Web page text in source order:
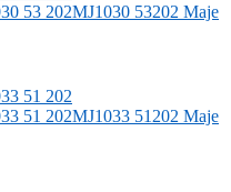
MJ1030 53202 Maje
MJ1033 51202 Maje